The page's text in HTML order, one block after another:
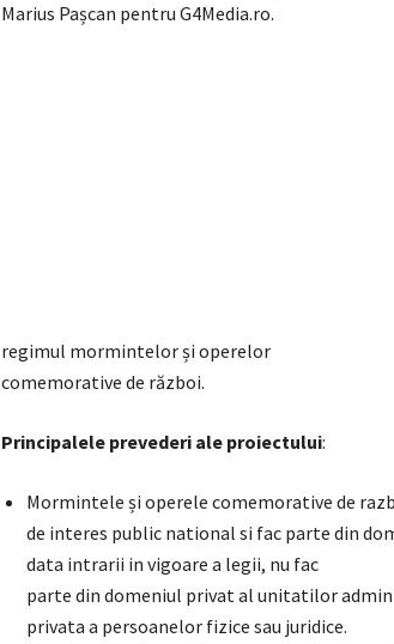
Marius Pașcan pentru G4Media.ro.
regimul mormintelor și operelor
comemorative de război.
Principalele prevederi ale proiectului:
Mormintele și operele comemorative de
de interes public national si fac parte din
data intrarii in vigoare a legii, nu fac
parte din domeniul privat al unitatilor
privata a persoanelor fizice sau juridice.